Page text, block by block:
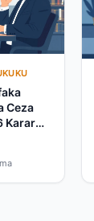
Ceza
Karar